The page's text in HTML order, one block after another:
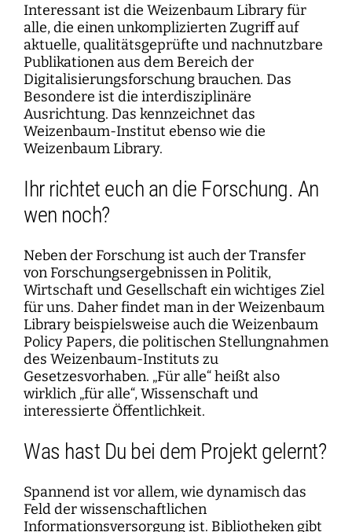
Interessant ist die Weizenbaum Library für
alle, die einen unkomplizierten Zugriff auf
aktuelle, qualitätsgeprüfte und nachnutzbare
Publikationen aus dem Bereich der
Digitalisierungsforschung brauchen. Das
Besondere ist die interdisziplinäre
Ausrichtung. Das kennzeichnet das
Weizenbaum-Institut ebenso wie die
Weizenbaum Library.
Ihr richtet euch an die Forschung. An
wen noch?
Neben der Forschung ist auch der Transfer
von Forschungsergebnissen in Politik,
Wirtschaft und Gesellschaft ein wichtiges Ziel
für uns. Daher findet man in der Weizenbaum
Library beispielsweise auch die Weizenbaum
Policy Papers, die politischen Stellungnahmen
des Weizenbaum-Instituts zu
Gesetzesvorhaben. „Für alle“ heißt also
wirklich „für alle“, Wissenschaft und
interessierte Öffentlichkeit.
Was hast Du bei dem Projekt gelernt?
Spannend ist vor allem, wie dynamisch das
Feld der wissenschaftlichen
Informationsversorgung ist. Bibliotheken gibt